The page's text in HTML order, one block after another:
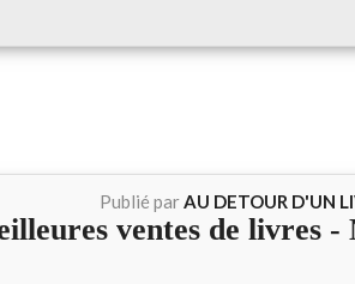
Publié parAU DETOUR D'UN
ventes de livres -